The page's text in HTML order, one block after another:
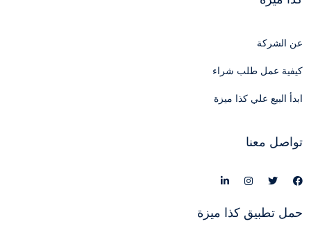
عن الشركة
كيفية عمل طلب شراء
ابدأ البيع علي كذا ميزة
تواصل معنا
حمل تطبيق كذا ميزة